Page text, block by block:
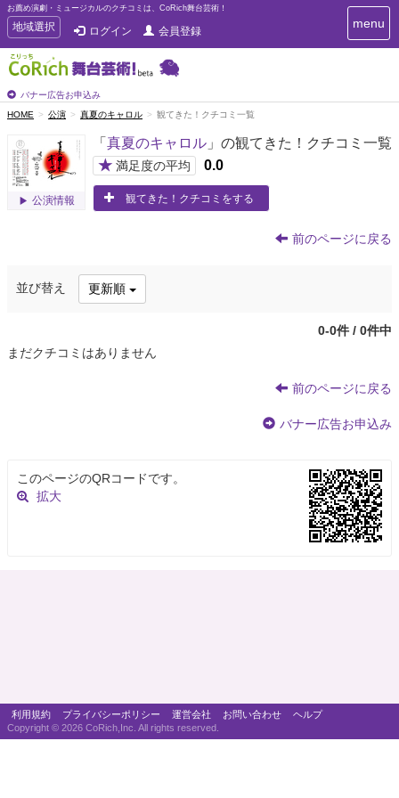
お薦め演劇・ミュージカルのクチコミは、CoRich舞台芸術！
T
o
g
g
e
n
v
i
g
地域選択 ログイン 会員登録
バナー広告お申込み
T
o
a
t
menu
HOME 公演 真夏のキャロル 観てきた！クチコミ一覧
公演情報
「 真夏のキャロル 」の観てきた！クチコミ一覧
★ 満足度の平均 0.0
観てきた！クチコミをする
前のページに戻る
並び替え 更新順
0-0件 / 0件中
まだクチコミはありません
前のページに戻る
バナー広告お申込み
このページのQRコードです。
拡大
利用規約 プライバシーポリシー 運営会社 お問い合わせ
ヘルプ
Copyright © 2026 CoRich,Inc. All rights reserved.